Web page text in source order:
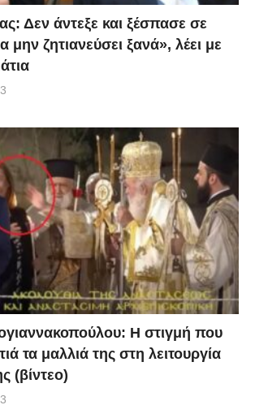
την αδημονία μας, για
των άνωθεν δεσμεύσεων μας».
Δεν άντεξε και ξέσπασε σε
μην ζητιανεύσει ξανά», λέει με
Η στιγμή που
τα μαλλιά της στη λειτουργία
(βίντεο)